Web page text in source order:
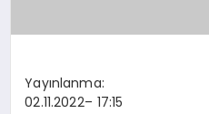
Yayınlanma:
02.11.2022– 17:15